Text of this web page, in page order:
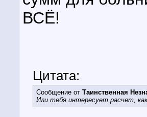
ВСЁ!
Цитата:
Сообщение от Таинственная
Или тебя интересует расчет,